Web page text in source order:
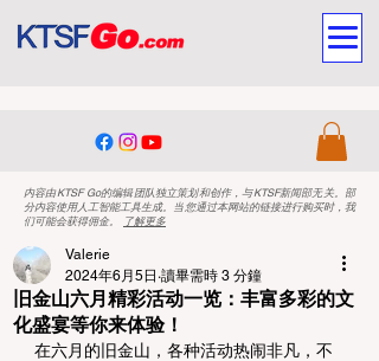
内容由KTSF Go的编辑团队独立策划和创作，与KTSF新闻部无关。部
分内容使用人工智能工具生成。当您通过本网站的链接进行购买时，我
们可能会获得佣金。
了解更多
旧金山六月精彩活动一览：丰富多彩的文
化盛宴等你来体验！
Valerie
2024年6月5日 讀畢需時 3 分鐘
在六月的旧金山，各种活动热闹非凡，不